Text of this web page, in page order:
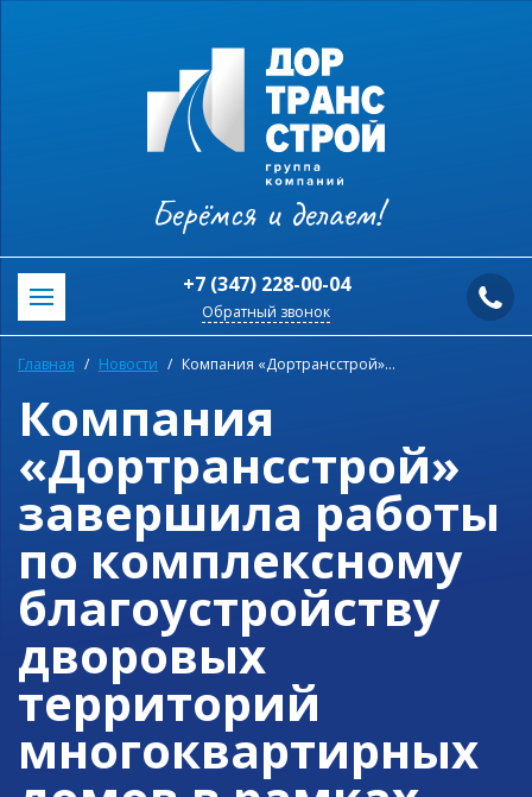
Берёмся и делаем!
+7 (347) 228-00-04
Обратный звонок
Главная Новости Компания «Дортрансстрой» завершила работы по комплексному благоустройству дворовых территорий многоквартирных домов в рамках программы «Башкирские дворики»
Компания
«Дортрансстрой»
завершила работы
по комплексному
благоустройству
дворовых
территорий
многоквартирных